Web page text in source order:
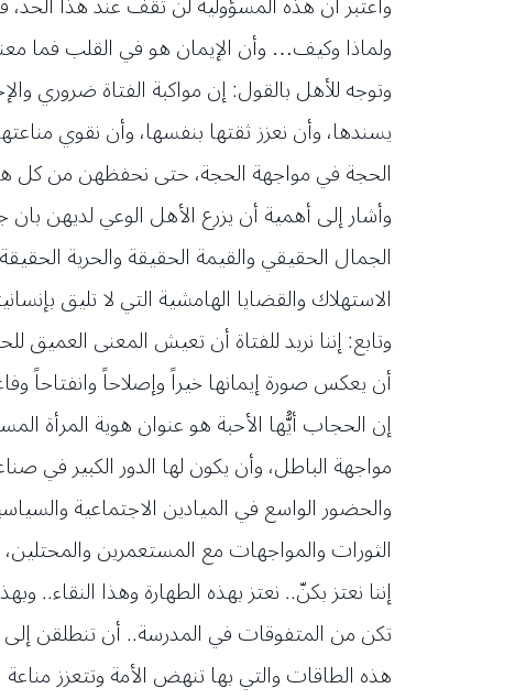
ولماذا وكيف… وأن الإيمان هو في القلب فما
وتوجه للأهل بالقول: إن مواكبة الفتاة ضروري
يسندها، وأن نعزز ثقتها بنفسها، وأن نقوي
الحجة في مواجهة الحجة، حتى نحفظهن من كل هذه
وأشار إلى أهمية أن يزرع الأهل الوعي لديهن
الجمال الحقيقي والقيمة الحقيقة والحرية
الاستهلاك والقضايا الهامشية التي لا تليق
وتابع: إننا نريد للفتاة أن تعيش المعنى
أن يعكس صورة إيمانها خيراً وإصلاحاً وانفتاحاً
إن الحجاب أيُّها الأحبة هو عنوان هوية المرأة
مواجهة الباطل، وأن يكون لها الدور الكبير في
والحضور الواسع في الميادين الاجتماعية
الثورات والمواجهات مع المستعمرين
إننا نعتز بكنّ.. نعتز بهذه الطهارة وهذا النقاء..
تكن من المتفوقات في المدرسة.. أن تنطلقن
هذه الطاقات والتي بها تنهض الأمة وتتعزز